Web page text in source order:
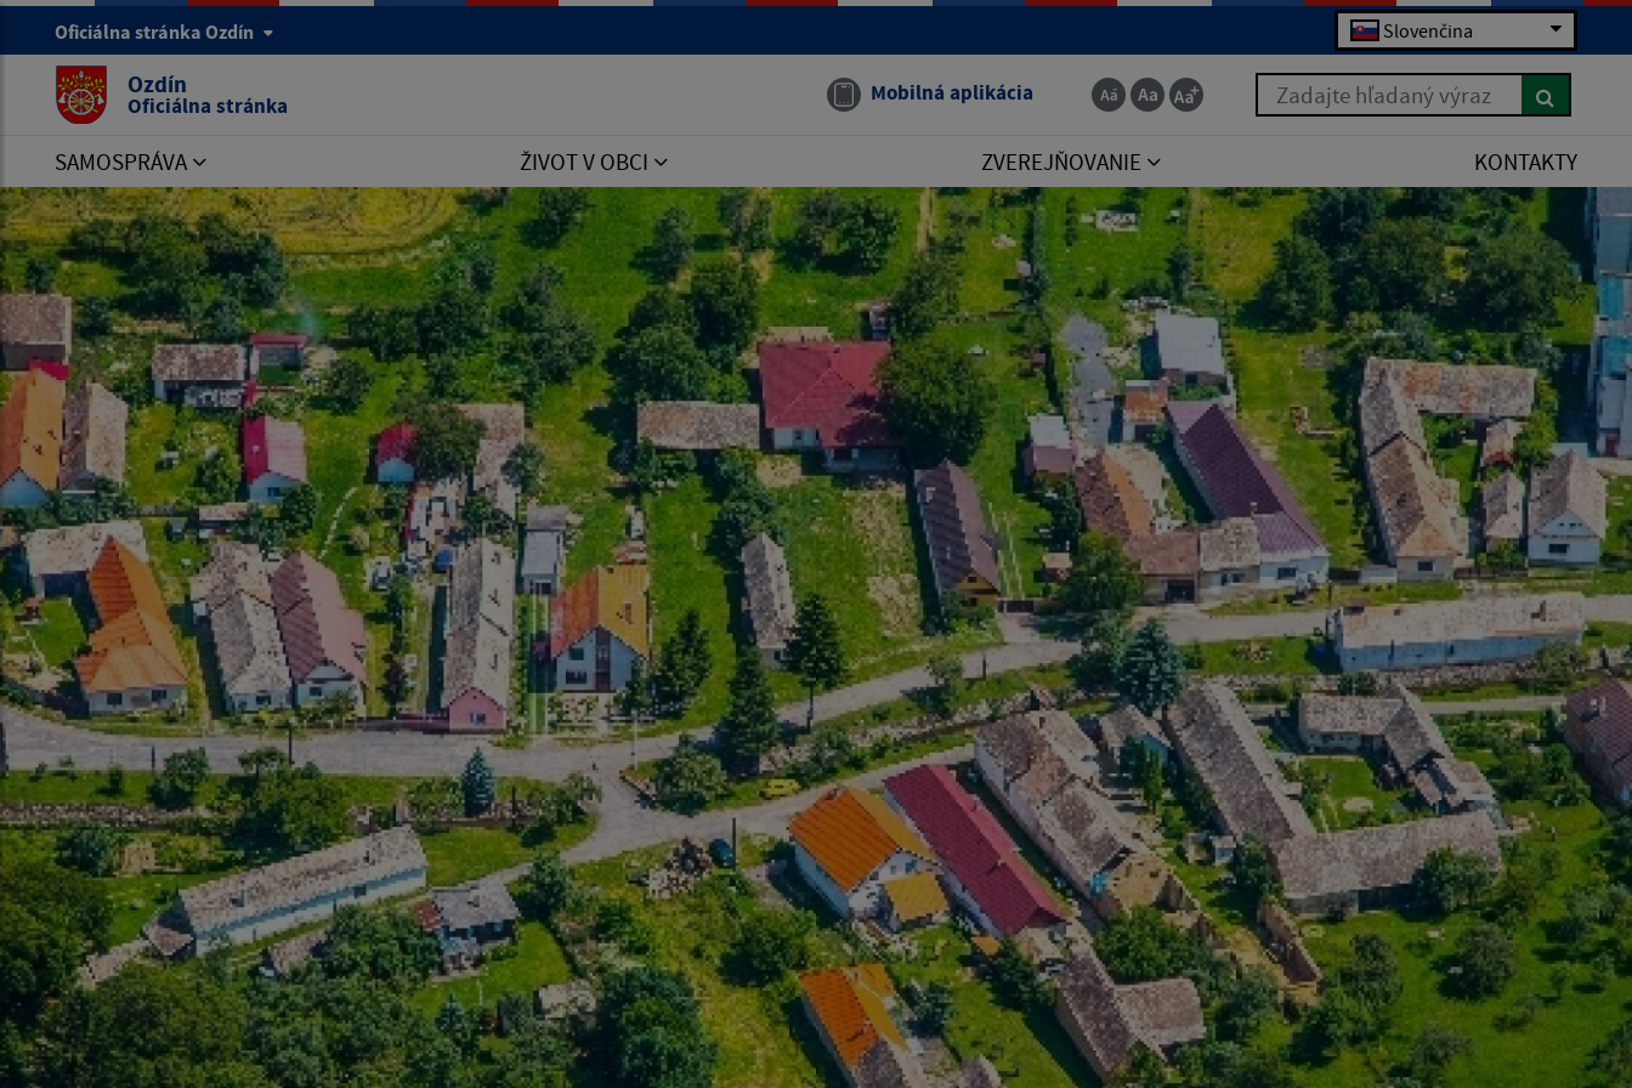
Oficiálna stránka Ozdín Slovenčina
Ozdín
Oficiálna stránka Mobilná aplikácia Zadajte hľadaný výraz
SAMOSPRÁVA ŽIVOT V OBCI ZVEREJŇOVANIE KONTAKTY